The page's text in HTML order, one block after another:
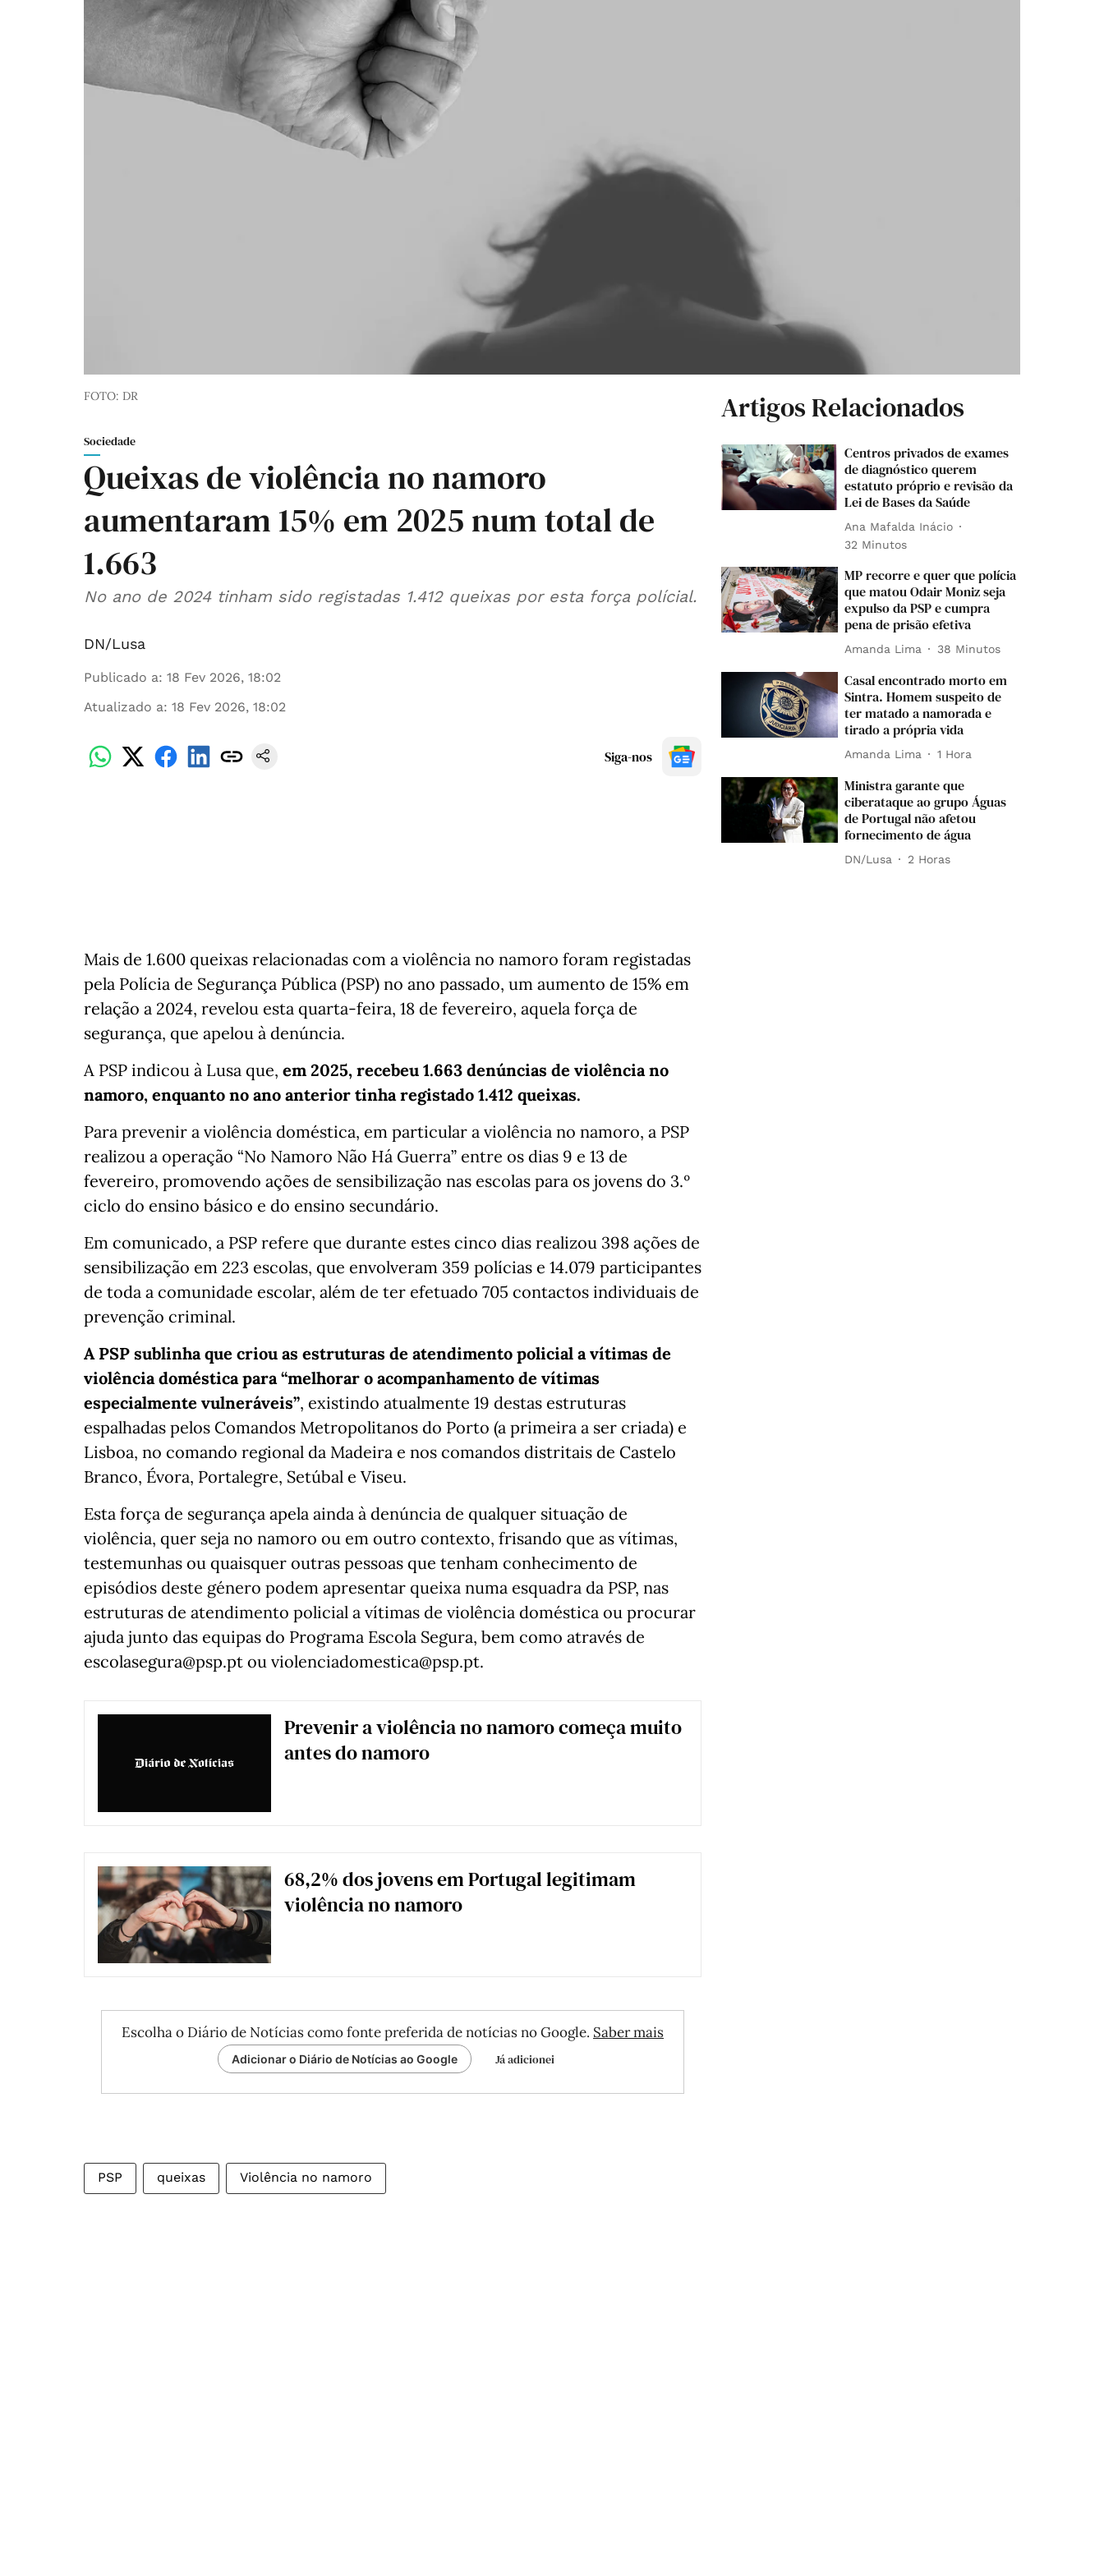
FOTO: DR
Sociedade
Queixas de violência no namoro
aumentaram 15% em 2025 num total de
1.663
No ano de 2024 tinham sido registadas 1.412 queixas por esta força polícial.
DN/Lusa
Publicado a: 18 Fev 2026, 18:02
Atualizado a: 18 Fev 2026, 18:02
Siga-nos
Mais de 1.600 queixas relacionadas com a violência no namoro foram registadas
pela Polícia de Segurança Pública (PSP) no ano passado, um aumento de 15% em
relação a 2024, revelou esta quarta-feira, 18 de fevereiro, aquela força de
segurança, que apelou à denúncia.
A PSP indicou à Lusa que, em 2025, recebeu 1.663 denúncias de violência no
namoro, enquanto no ano anterior tinha registado 1.412 queixas.
Para prevenir a violência doméstica, em particular a violência no namoro, a PSP
realizou a operação “No Namoro Não Há Guerra” entre os dias 9 e 13 de
fevereiro, promovendo ações de sensibilização nas escolas para os jovens do 3.º
ciclo do ensino básico e do ensino secundário.
Em comunicado, a PSP refere que durante estes cinco dias realizou 398 ações de
sensibilização em 223 escolas, que envolveram 359 polícias e 14.079 participantes
de toda a comunidade escolar, além de ter efetuado 705 contactos individuais de
prevenção criminal.
A PSP sublinha que criou as estruturas de atendimento policial a vítimas de
violência doméstica para “melhorar o acompanhamento de vítimas
especialmente vulneráveis”, existindo atualmente 19 destas estruturas
espalhadas pelos Comandos Metropolitanos do Porto (a primeira a ser criada) e
Lisboa, no comando regional da Madeira e nos comandos distritais de Castelo
Branco, Évora, Portalegre, Setúbal e Viseu.
Esta força de segurança apela ainda à denúncia de qualquer situação de
violência, quer seja no namoro ou em outro contexto, frisando que as vítimas,
testemunhas ou quaisquer outras pessoas que tenham conhecimento de
episódios deste género podem apresentar queixa numa esquadra da PSP, nas
estruturas de atendimento policial a vítimas de violência doméstica ou procurar
ajuda junto das equipas do Programa Escola Segura, bem como através de
escolasegura@psp.pt ou violenciadomestica@psp.pt.
Prevenir a violência no namoro começa muito
antes do namoro
68,2% dos jovens em Portugal legitimam
violência no namoro
Escolha o Diário de Notícias como fonte preferida de notícias no Google. Saber mais
Adicionar o Diário de Notícias ao Google Já adicionei
PSP queixas Violência no namoro
Artigos Relacionados
Centros privados de exames
de diagnóstico querem
estatuto próprio e revisão da
Lei de Bases da Saúde
Ana Mafalda Inácio
32 Minutos
MP recorre e quer que polícia
que matou Odair Moniz seja
expulso da PSP e cumpra
pena de prisão efetiva
Amanda Lima 38 Minutos
Casal encontrado morto em
Sintra. Homem suspeito de
ter matado a namorada e
tirado a própria vida
Amanda Lima 1 Hora
Ministra garante que
ciberataque ao grupo Águas
de Portugal não afetou
fornecimento de água
DN/Lusa 2 Horas